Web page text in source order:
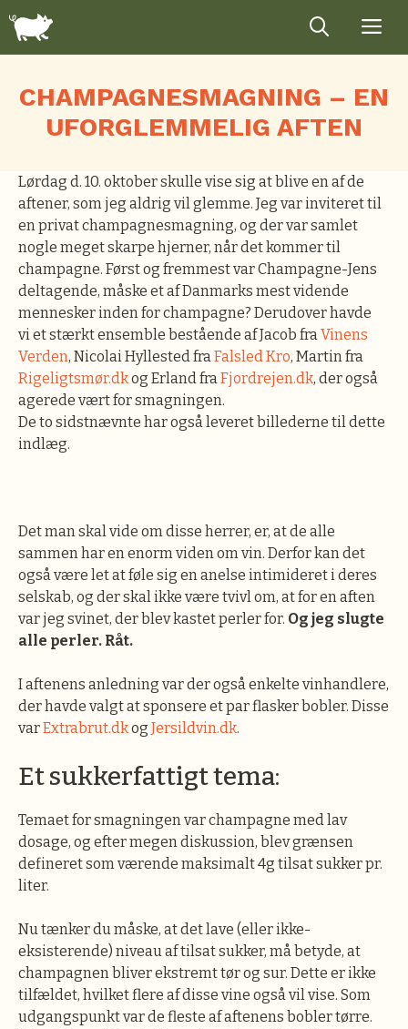
indhold
CHAMPAGNESMAGNING – EN
UFORGLEMMELIG AFTEN
Lørdag d. 10. oktober skulle vise sig at blive en af de
aftener, som jeg aldrig vil glemme. Jeg var inviteret til
en privat champagnesmagning, og der var samlet
nogle meget skarpe hjerner, når det kommer til
champagne. Først og fremmest var Champagne-Jens
deltagende, måske et af Danmarks mest vidende
mennesker inden for champagne? Derudover havde
vi et stærkt ensemble bestående af Jacob fraVinens
Verden, Nicolai Hyllested fraFalsled Kro, Martin fra
Rigeligtsmør.dkog Erland fraFjordrejen.dk, der også
agerede vært for smagningen.
De to sidstnævnte har også leveret billederne til dette
indlæg.
Det man skal vide om disse herrer, er, at de alle
sammen har en enorm viden om vin. Derfor kan det
også være let at føle sig en anelse intimideret i deres
selskab, og der skal ikke være tvivl om, at for en aften
var jeg svinet, der blev kastet perler for. Og jeg slugte
alle perler. Råt.
I aftenens anledning var der også enkelte vinhandlere,
der havde valgt at sponsere et par flasker bobler. Disse
varExtrabrut.dkog Jersildvin.dk.
Et sukkerfattigt tema:
Temaet for smagningen var champagne med lav
dosage, og efter megen diskussion, blev grænsen
defineret som værende maksimalt 4g tilsat sukker pr.
liter.
Nu tænker du måske, at det lave (eller ikke-
eksisterende) niveau af tilsat sukker, må betyde, at
champagnen bliver ekstremt tør og sur. Dette er ikke
tilfældet, hvilket flere af disse vine også vil vise. Som
udgangspunkt var de fleste af aftenens bobler tørre.